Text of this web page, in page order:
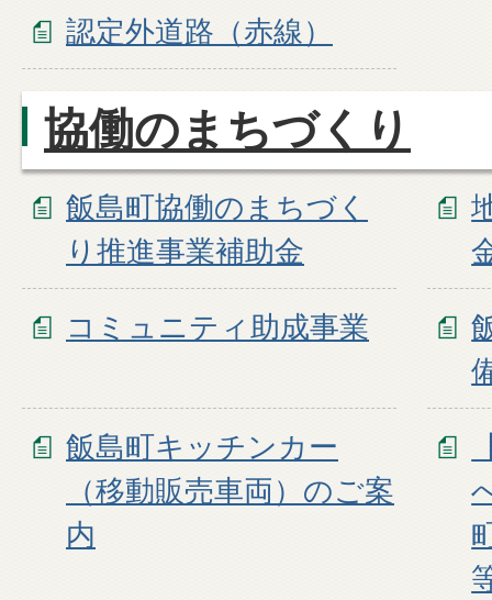
認定外道路（赤線）
協働のまちづくり
飯島町協働のまちづく
り推進事業補助金
コミュニティ助成事業
飯島町キッチンカー
（移動販売車両）のご案
内